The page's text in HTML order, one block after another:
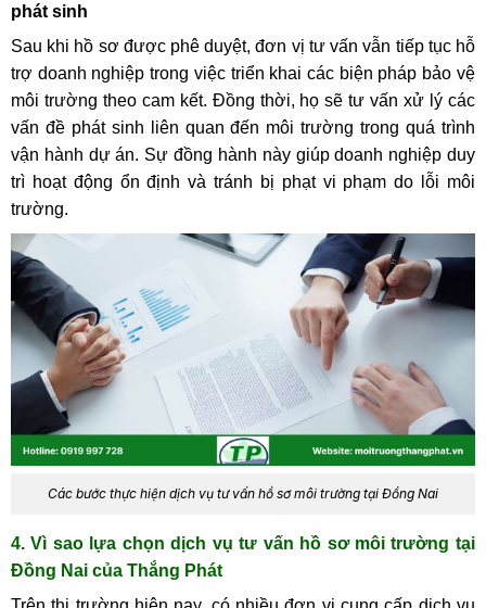
phát sinh
Sau khi hồ sơ được phê duyệt, đơn vị tư vấn vẫn tiếp tục hỗ
trợ doanh nghiệp trong việc triển khai các biện pháp bảo vệ
môi trường theo cam kết. Đồng thời, họ sẽ tư vấn xử lý các
vấn đề phát sinh liên quan đến môi trường trong quá trình
vận hành dự án. Sự đồng hành này giúp doanh nghiệp duy
trì hoạt động ổn định và tránh bị phạt vi phạm do lỗi môi
trường.
Các bước thực hiện dịch vụ tư vấn hồ sơ môi trường tại Đồng Nai
4. Vì sao lựa chọn dịch vụ tư vấn hồ sơ môi trường tại
Đồng Nai của Thắng Phát